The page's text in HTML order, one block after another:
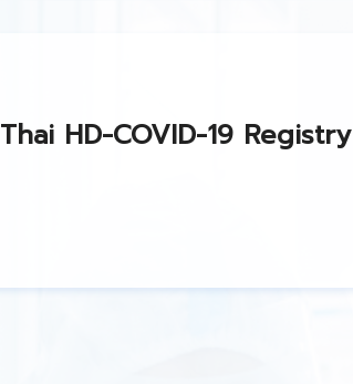
Thai HD-COVID-19 Registry